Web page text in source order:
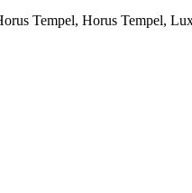
Tempel, Horus Tempel,